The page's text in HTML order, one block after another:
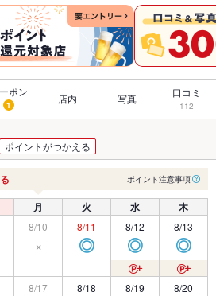
ポン
1 店内 写真 口コミ
112
ポイントがつかえる
ポイント注意事項
月 火 水 木
8/10
×
8/11
◎
8/12
◎
8/13
◎
8/17 8/18 8/19 8/20